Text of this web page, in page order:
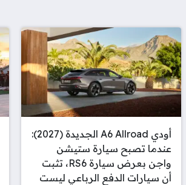
أودي A6 Allroad الجديدة (2027):
عندما تصبح سيارة ستيشن
واجن بعرض سيارة RS6، تثبت
أن سيارات الدفع الرباعي ليست